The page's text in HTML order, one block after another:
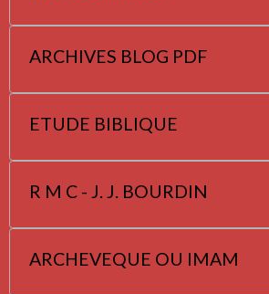
ARCHIVES BLOG PDF
ETUDE BIBLIQUE
R M C - J. J. BOURDIN
ARCHEVEQUE OU IMAM